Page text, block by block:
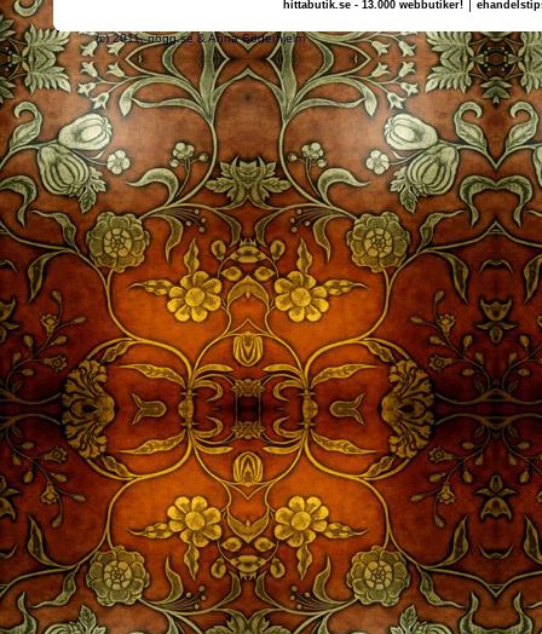
hittabutik.se - 13.000 webbutiker!
(c) 2011, nogg.se & Anna Söderhjelm